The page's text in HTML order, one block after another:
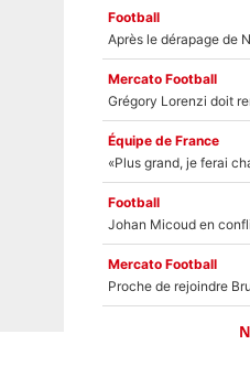
Football
Mercato Football
Équipe de France
Football
Mercato Football